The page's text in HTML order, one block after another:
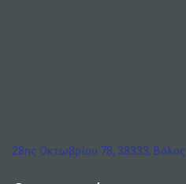
28ης Οκτωβρίου 78, 38333, Βόλος